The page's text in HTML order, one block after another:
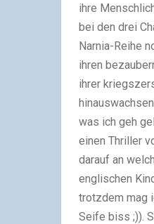
ihre
bei den drei
Narnia-Reihe
ihren
ihrer
was ich geh
einen Thriller
darauf an
englischen
trotzdem mag
Seife biss ;)).